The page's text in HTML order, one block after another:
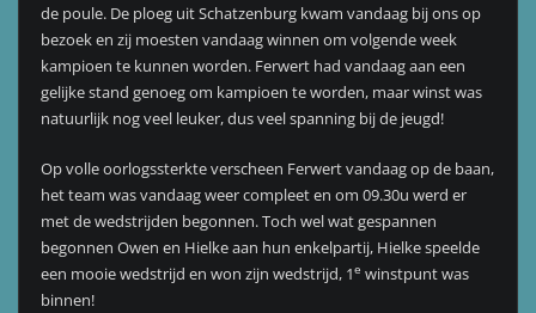
de poule. De ploeg uit Schatzenburg kwam vandaag bij ons op
bezoek en zij moesten vandaag winnen om volgende week
kampioen te kunnen worden. Ferwert had vandaag aan een
gelijke stand genoeg om kampioen te worden, maar winst was
natuurlijk nog veel leuker, dus veel spanning bij de jeugd!
Op volle oorlogssterkte verscheen Ferwert vandaag op de baan,
het team was vandaag weer compleet en om 09.30u werd er
met de wedstrijden begonnen. Toch wel wat gespannen
begonnen Owen en Hielke aan hun enkelpartij, Hielke speelde
een mooie wedstrijd en won zijn wedstrijd, 1e winstpunt was
binnen!